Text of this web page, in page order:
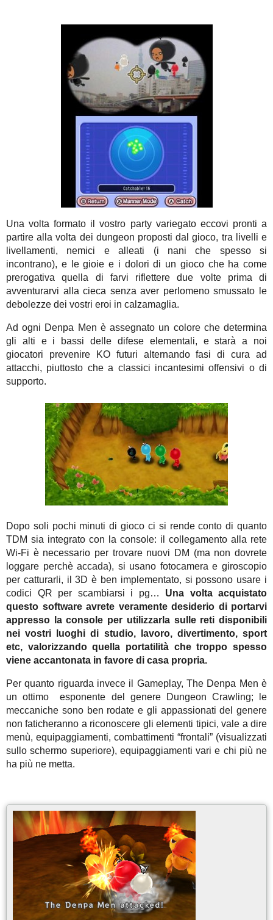
Una volta formato il vostro party variegato eccovi pronti a
partire alla volta dei dungeon proposti dal gioco, tra livelli e
livellamenti, nemici e alleati (i nani che spesso si
incontrano), e le gioie e i dolori di un gioco che ha come
prerogativa quella di farvi riflettere due volte prima di
avventurarvi alla cieca senza aver perlomeno smussato le
debolezze dei vostri eroi in calzamaglia.
Ad ogni Denpa Men è assegnato un colore che determina
gli alti e i bassi delle difese elementali, e starà a noi
giocatori prevenire KO futuri alternando fasi di cura ad
attacchi, piuttosto che a classici incantesimi offensivi o di
supporto.
Dopo soli pochi minuti di gioco ci si rende conto di quanto
TDM sia integrato con la console: il collegamento alla rete
Wi-Fi è necessario per trovare nuovi DM (ma non dovrete
loggare perchè accada), si usano fotocamera e giroscopio
per catturarli, il 3D è ben implementato, si possono usare i
codici QR per scambiarsi i pg… Una volta acquistato
questo software avrete veramente desiderio di portarvi
appresso la console per utilizzarla sulle reti disponibili
nei vostri luoghi di studio, lavoro, divertimento, sport
etc, valorizzando quella portatilità che troppo spesso
viene accantonata in favore di casa propria.
Per quanto riguarda invece il Gameplay, The Denpa Men è
un ottimo esponente del genere Dungeon Crawling; le
meccaniche sono ben rodate e gli appassionati del genere
non faticheranno a riconoscere gli elementi tipici, vale a dire
menù, equipaggiamenti, combattimenti “frontali” (visualizzati
sullo schermo superiore), equipaggiamenti vari e chi più ne
ha più ne metta.